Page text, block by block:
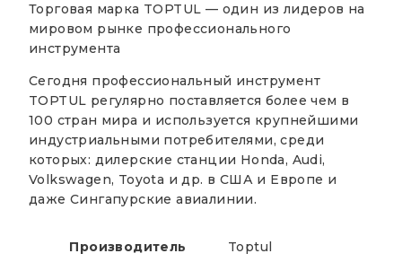
Торговая марка TOPTUL — один из лидеров на
мировом рынке профессионального
инструмента
Сегодня профессиональный инструмент
TOPTUL регулярно поставляется более чем в
100 стран мира и используется крупнейшими
индустриальными потребителями, среди
которых: дилерские станции Honda, Audi,
Volkswagen, Toyota и др. в США и Европе и
даже Сингапурские авиалинии.
Производитель Toptul